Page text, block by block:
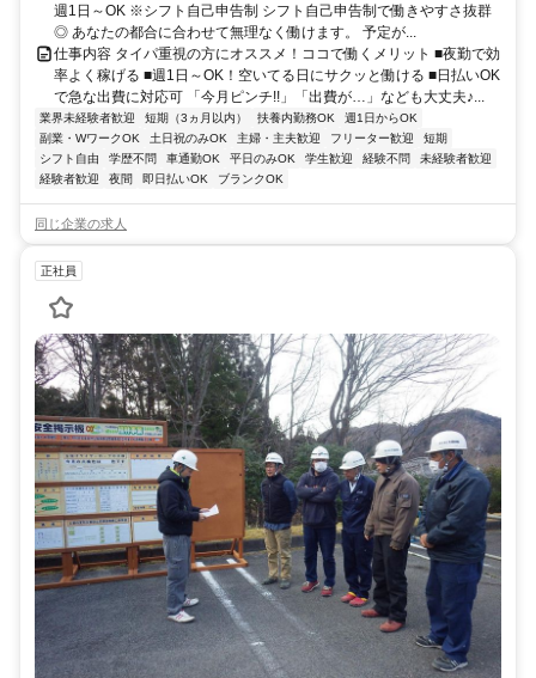
週1日～OK ※シフト自己申告制 シフト自己申告制で働きやすさ抜群
◎ あなたの都合に合わせて無理なく働けます。 予定が...
仕事内容 タイパ重視の方にオススメ！ココで働くメリット ■夜勤で効
率よく稼げる ■週1日～OK！空いてる日にサクッと働ける ■日払いOK
で急な出費に対応可 「今月ピンチ!!」「出費が…」なども大丈夫♪...
業界未経験者歓迎 短期（3ヵ月以内） 扶養内勤務OK
週1日からOK
副業・WワークOK
土日祝のみOK 主婦・主夫歓迎 フリーター歓迎
短期
シフト自由
学歴不問 車通勤OK 平日のみOK 学生歓迎 経験不問
未経験者歓迎
経験者歓迎
夜間 即日払いOK ブランクOK
同じ企業の求人
正社員